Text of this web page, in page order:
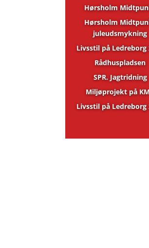
Hørsholm
Hørsholm
juleudsmykning
Livsstil på Ledreborg
Rådhuspladsen
SPR. Jagtridning
Miljøprojekt på
Livsstil på Ledreborg